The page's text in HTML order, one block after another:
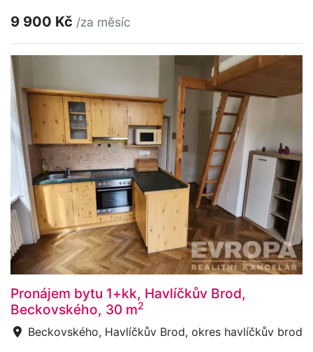
9 900 Kč /za měsíc
Pronájem bytu 1+kk, Havlíčkův Brod,
Beckovského, 30 m2
Beckovského, Havlíčkův Brod, okres havlíčkův brod